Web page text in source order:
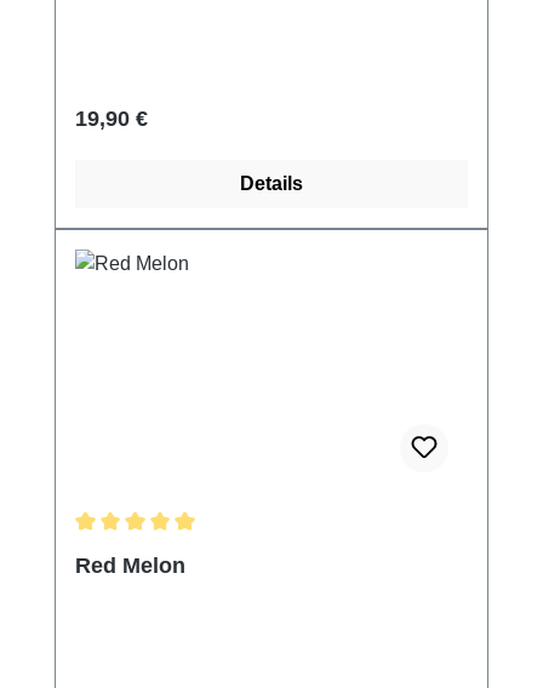
Regulärer Preis:
19,90 €
Details
Red Melon